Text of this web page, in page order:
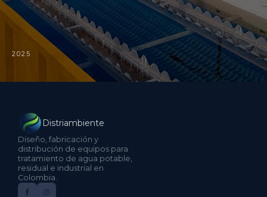
2025
Distriambiente
Diseño, fabricación y
distribución de equipos para
tratamiento de agua potable,
residual e industrial en
Colombia.